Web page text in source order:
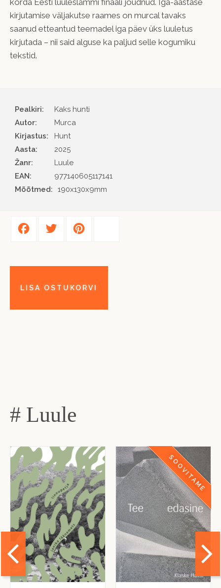
kirjutamise väljakutse raames on murcal tavaks
saanud etteantud teemadel iga päev üks luuletus
kirjutada – nii said alguse ka paljud selle kogumiku
tekstid.
Pealkiri:
Kaks hunti
Autor
Murca
Kirjastus
Hunt
Aasta
2025
Žanr
Luule
EAN
977140605117141
Mõõtmed:
190x130x9mm
# Luule
SOOVITAME